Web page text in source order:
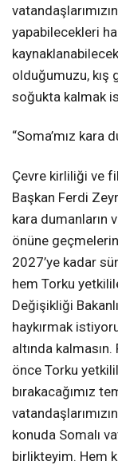
yapabilecekleri
olduğumuzu, kış
soğukta kalmak
“Soma’mız kara
Çevre kirliliği ve
Başkan Ferdi
kara dumanların
önüne
2027’ye kadar
hem Torku
Değişikliği
haykırmak
altında
önce Torku
bırakacağımız
konuda Somalı
birlikteyim. Hem